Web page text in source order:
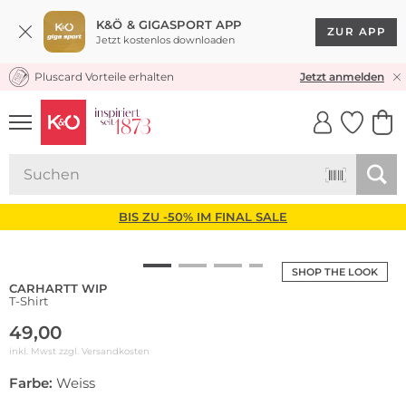
K&Ö & GIGASPORT APP
Jetzt kostenlos downloaden
ZUR APP
KOSTENLOSER VERSAND* & RÜCKVERSAND
Pluscard Vorteile erhalten Jetzt anmelden
UNSERE APP
CLICK &
BIS ZU -50% IM FINAL SALE
SHOP THE LOOK
CARHARTT WIP
T-Shirt
49,00
inkl. Mwst zzgl. Versandkosten
Farbe: Weiss